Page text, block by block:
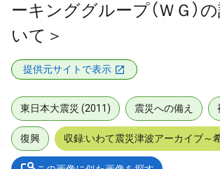
ーキンググループ（ＷＧ）
いて＞
提供元サイトで表示
東日本大震災 (2011) 震災への備え
復興 収録:いわて震災津波アーカイブ～